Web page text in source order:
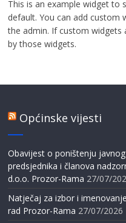
This is an example widget to
default. You can add custom
the admin. If custom widgets
by those widgets.
Općinske vijesti
Obavijest o poništenju
predsjednika i članova
d.o.o. Prozor-Rama 27/07/
Natječaj za izbor i
rad Prozor-Rama 27/07/2026